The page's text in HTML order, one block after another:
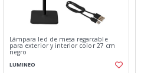
Lámpara led de mesa regarcable
para exterior y interior color 27 cm
negro
LUMINEO